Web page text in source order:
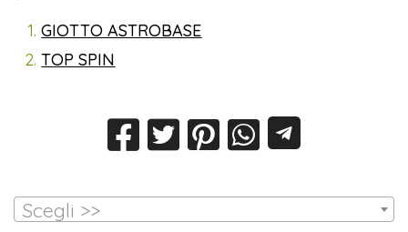
GIOTTO ASTROBASE
TOP SPIN
Scegli >>